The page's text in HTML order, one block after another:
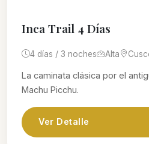
Inca Trail 4 Días
4 días / 3 noches Alta
La caminata clásica por el
Machu Picchu.
Ver Detalle